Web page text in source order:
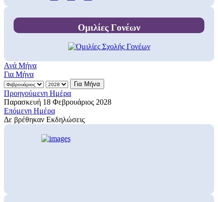
Ομιλίες Γονέων
Ανά Μήνα
Για Μήνα
Για Μήνα
Προηγούμενη Ημέρα
Παρασκευή 18 Φεβρουάριος 2028
Επόμενη Ημέρα
Δε βρέθηκαν Εκδηλώσεις